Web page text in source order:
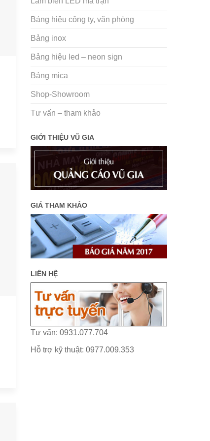
Bảng hiệu công ty, văn phòng
Bảng inox
Bảng hiệu led – neon sign
Bảng mica
Shop-Showroom
Tư vấn – tham khảo
GIỚI THIỆU VŨ GIA
GIÁ THAM KHẢO
LIÊN HỆ
Tư vấn: 0931.077.704
Hỗ trợ kỹ thuật: 0977.009.353